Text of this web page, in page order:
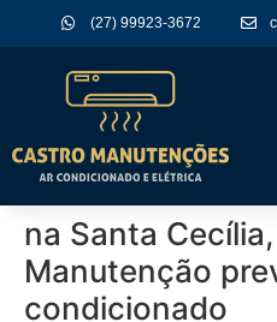
(27) 99923-3672
na Santa
Manutenção
condicionado